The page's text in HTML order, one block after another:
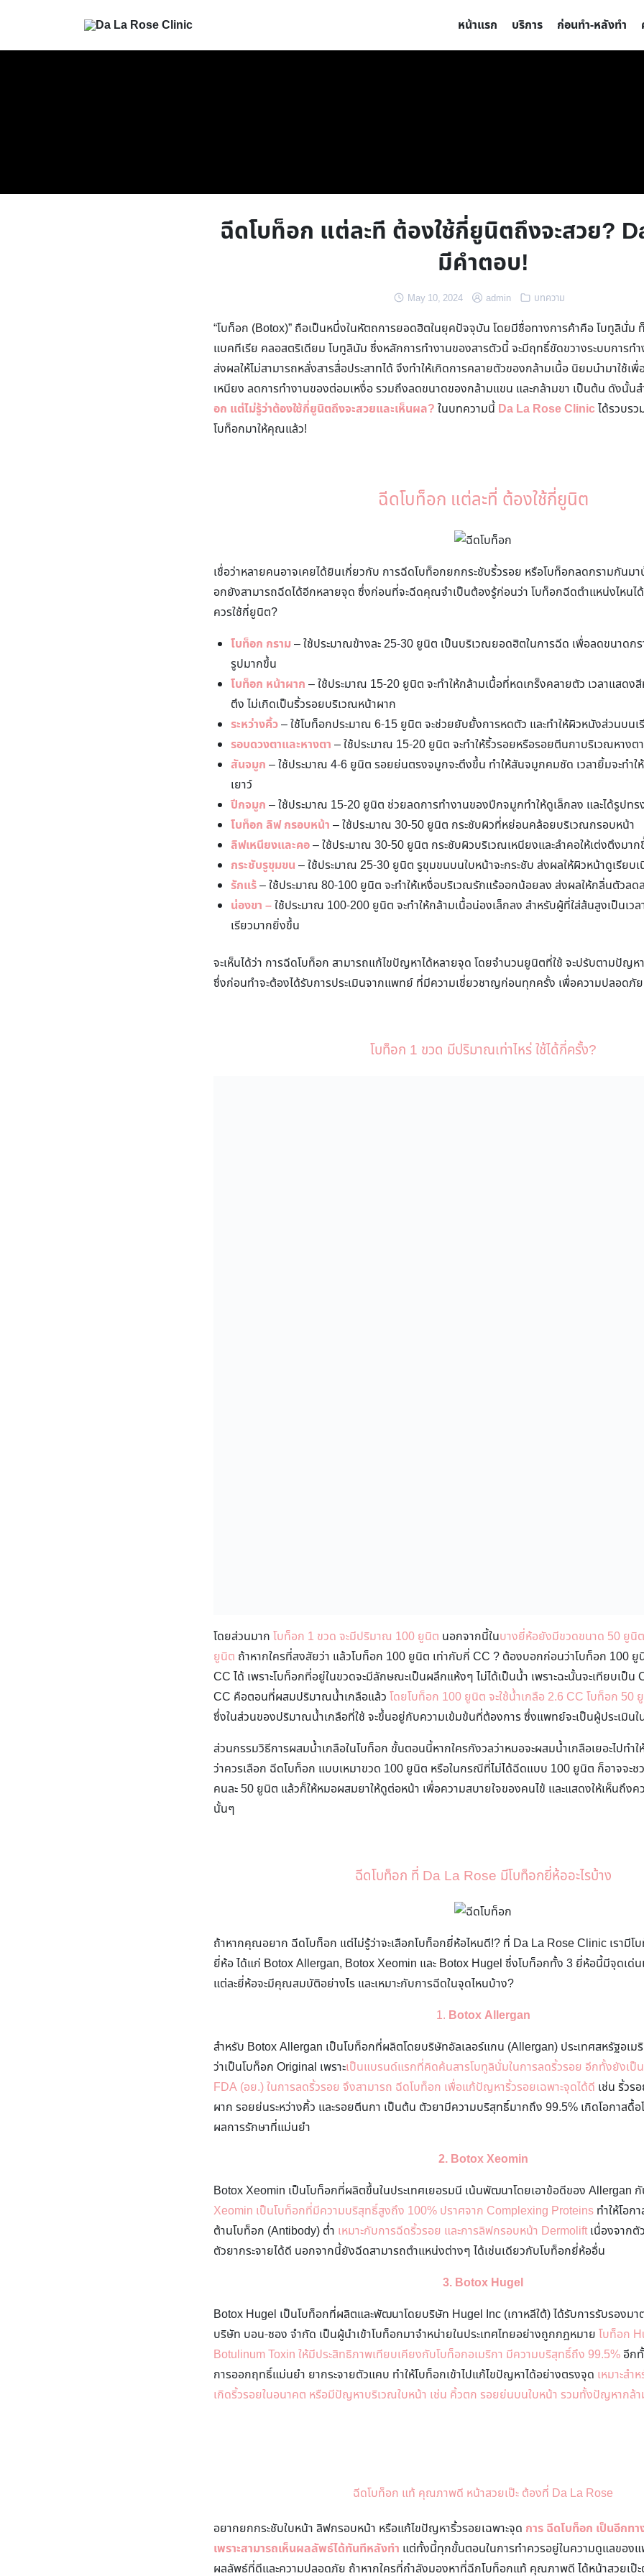
หน้าแรก บริการ ก่อนทำ-หลังทำ
ฉีดโบท็อก แต่ละที ต้องใช้กี่ยูนิตถึงจะสวย?
มีคำตอบ!
May 10, 2024 admin บทความ
“โบท็อก (Botox)” ถือเป็นหนึ่งในหัตถการยอดฮิตในยุคปัจจุบัน โดยมีชื่อทางการค้าคือ โบทูลินั่ม
แบคทีเรีย คลอสตริเดียม โบทูลินัม ซึ่งหลักการทำงานของสารตัวนี้ จะมีฤทธิ์ขัดขวางระบบการทำ
ส่งผลให้ไม่สามารถหลั่งสารสื่อประสาทได้ จึงทำให้เกิดการคลายตัวของกล้ามเนื้อ นิยมนำมาใช้เ
เหนียง ลดการทำงานของต่อมเหงื่อ รวมถึงลดขนาดของกล้ามแขน และกล้ามขา เป็นต้น ดังนั้นส
อก แต่ไม่รู้ว่าต้องใช้กี่ยูนิตถึงจะสวยและเห็นผล? ในบทความนี้ Da La Rose Clinicได้รวบร
โบท็อกมาให้คุณแล้ว!
ฉีดโบท็อก แต่ละที่ ต้องใช้กี่ยูนิต
เชื่อว่าหลายคนอาจเคยได้ยินเกี่ยวกับ การฉีดโบท็อกยกกระชับริ้วรอย หรือโบท็อกลดกรามกันม
อกยังสามารถฉีดได้อีกหลายจุด ซึ่งก่อนที่จะฉีดคุณจำเป็นต้องรู้ก่อนว่า โบท็อกฉีดตำแหน่งไหนไ
ควรใช้กี่ยูนิต?
โบท็อก กราม– ใช้ประมาณข้างละ 25-30 ยูนิต เป็นบริเวณยอดฮิตในการฉีด เพื่อลดขนาดกร
รูปมากขึ้น
โบท็อก หน้าผาก – ใช้ประมาณ 15-20 ยูนิต จะทำให้กล้ามเนื้อที่หดเกร็งคลายตัว เวลาแสดง
ตึง ไม่เกิดเป็นริ้วรอยบริเวณหน้าผาก
ระหว่างคิ้ว– ใช้โบท็อกประมาณ 6-15 ยูนิต จะช่วยยับยั้งการหดตัว และทำให้ผิวหนังส่วนบน
รอบดวงตาและหางตา – ใช้ประมาณ 15-20 ยูนิต จะทำให้ริ้วรอยหรือรอยตีนกาบริเวณหางต
สันจมูก – ใช้ประมาณ 4-6 ยูนิต รอยย่นตรงจมูกจะตึงขึ้น ทำให้สันจมูกคมชัด เวลายิ้มจะทำใ
เยาว์
ปีกจมูก – ใช้ประมาณ 15-20 ยูนิต ช่วยลดการทำงานของปีกจมูกทำให้ดูเล็กลง และได้รูปท
โบท็อก ลิฟ กรอบหน้า – ใช้ประมาณ 30-50 ยูนิต กระชับผิวที่หย่อนคล้อยบริเวณกรอบหน้า
ลิฟเหนียงและคอ– ใช้ประมาณ 30-50 ยูนิต กระชับผิวบริเวณเหนียงและลำคอให้เต่งตึงมาก
กระชับรูขุมขน – ใช้ประมาณ 25-30 ยูนิต รูขุมขนบนใบหน้าจะกระชับ ส่งผลให้ผิวหน้าดูเรียบ
รักแร้– ใช้ประมาณ 80-100 ยูนิต จะทำให้เหงื่อบริเวณรักแร้ออกน้อยลง ส่งผลให้กลิ่นตัวลด
น่องขา –ใช้ประมาณ 100-200 ยูนิต จะทำให้กล้ามเนื้อน่องเล็กลง สำหรับผู้ที่ใส่ส้นสูงเป็นเวล
เรียวมากยิ่งขึ้น
จะเห็นได้ว่า การฉีดโบท็อก สามารถแก้ไขปัญหาได้หลายจุด โดยจำนวนยูนิตที่ใช้ จะปรับตามปัญ
ซึ่งก่อนทำจะต้องได้รับการประเมินจากแพทย์ ที่มีความเชี่ยวชาญก่อนทุกครั้ง เพื่อความปลอดภั
โบท็อก 1 ขวด มีปริมาณเท่าไหร่ ใช้ได้กี่ครั้ง?
โดยส่วนมาก โบท็อก 1 ขวด จะมีปริมาณ 100 ยูนิต นอกจากนี้ในบางยี่ห้อยังมีขวดขนาด 50 ยูนิ
ยูนิต ถ้าหากใครที่สงสัยว่า แล้วโบท็อก 100 ยูนิต เท่ากับกี่ CC ? ต้องบอกก่อนว่าโบท็อก 100 ยู
CC ได้ เพราะโบท็อกที่อยู่ในขวดจะมีลักษณะเป็นผลึกแห้งๆ ไม่ได้เป็นน้ำ เพราะฉะนั้นจะเทียบเป็น
CC คือตอนที่ผสมปริมาณน้ำเกลือแล้ว โดยโบท็อก 100 ยูนิต จะใช้น้ำเกลือ 2.6 CC โบท็อก 50
ซึ่งในส่วนของปริมาณน้ำเกลือที่ใช้ จะขึ้นอยู่กับความเข้มข้นที่ต้องการ ซึ่งแพทย์จะเป็นผู้ประเมิน
ส่วนกรรมวิธีการผสมน้ำเกลือในโบท็อก ขั้นตอนนี้หากใครกังวลว่าหมอจะผสมน้ำเกลือเยอะไปทำใ
ว่าควรเลือก ฉีดโบท็อก แบบเหมาขวด 100 ยูนิต หรือในกรณีที่ไม่ได้ฉีดแบบ 100 ยูนิต ก็อาจจะช
คนละ 50 ยูนิต แล้วก็ให้หมอผสมยาให้ดูต่อหน้า เพื่อความสบายใจของคนไข้ และแสดงให้เห็นถึงค
นั้นๆ
ฉีดโบท็อก ที่ Da La Rose มีโบท็อกยี่ห้ออะไรบ้าง
ถ้าหากคุณอยาก ฉีดโบท็อก แต่ไม่รู้ว่าจะเลือกโบท็อกยี่ห้อไหนดี!? ที่ Da La Rose Clinic เรามี
ยี่ห้อ ได้แก่ Botox Allergan, Botox Xeomin และ Botox Hugel ซึ่งโบท็อกทั้ง 3 ยี่ห้อนี้มีจุดเด่
แต่ละยี่ห้อจะมีคุณสมบัติอย่างไร และเหมาะกับการฉีดในจุดไหนบ้าง?
1. Botox Allergan
สำหรับ Botox Allergan เป็นโบท็อกที่ผลิตโดยบริษัทอัลเลอร์แกน (Allergan) ประเทศสหรัฐอเ
ว่าเป็นโบท็อก Original เพราะเป็นแบรนด์แรกที่คิดค้นสารโบทูลินั่มในการลดริ้วรอย อีกทั้งยังเป็
FDA (อย.) ในการลดริ้วรอย จึงสามารถ ฉีดโบท็อก เพื่อแก้ปัญหาริ้วรอยเฉพาะจุดได้ดี เช่น ริ้วร
ผาก รอยย่นระหว่างคิ้ว และรอยตีนกา เป็นต้น ตัวยามีความบริสุทธิ์มากถึง 99.5% เกิดโอกาสดื้
ผลการรักษาที่แม่นยำ
2. Botox Xeomin
Botox Xeomin เป็นโบท็อกที่ผลิตขึ้นในประเทศเยอรมนี เน้นพัฒนาโดยเอาข้อดีของ Allergan
Xeomin เป็นโบท็อกที่มีความบริสุทธิ์สูงถึง 100% ปราศจาก Complexing Proteins ทำให้โอก
ต้านโบท็อก (Antibody) ต่ำ เหมาะกับการฉีดริ้วรอย และการลิฟกรอบหน้า Dermoliftเนื่องจากตั
ตัวยากระจายได้ดี นอกจากนี้ยังฉีดสามารถตำแหน่งต่างๆ ได้เช่นเดียวกับโบท็อกยี่ห้ออื่น
3. Botox Hugel
Botox Hugel เป็นโบท็อกที่ผลิตและพัฒนาโดยบริษัท Hugel Inc (เกาหลีใต้) ได้รับการรับรองมา
บริษัท บอน-ซอง จำกัด เป็นผู้นำเข้าโบท็อกมาจำหน่ายในประเทศไทยอย่างถูกกฎหมาย โบท็อก
Botulinum Toxin ให้มีประสิทธิภาพเทียบเคียงกับโบท็อกอเมริกา มีความบริสุทธิ์ถึง 99.5%อีก
การออกฤทธิ์แม่นยำ ยากระจายตัวแคบ ทำให้โบท็อกเข้าไปแก้ไขปัญหาได้อย่างตรงจุด เหมาะสำ
เกิดริ้วรอยในอนาคต หรือมีปัญหาบริเวณใบหน้า เช่น คิ้วตก รอยย่นบนใบหน้า รวมทั้งปัญหากล้
ฉีดโบท็อก แท้ คุณภาพดี หน้าสวยเป๊ะ ต้องที่ Da La Rose
อยากยกกระชับใบหน้า ลิฟกรอบหน้า หรือแก้ไขปัญหาริ้วรอยเฉพาะจุด การ ฉีดโบท็อก เป็นอีกท
เพราะสามารถเห็นผลลัพธ์ได้ทันทีหลังทำ แต่ทั้งนี้ทุกขั้นตอนในการทำควรอยู่ในความดูแลของ
ผลลัพธ์ที่ดีและความปลอดภัย ถ้าหากใครที่กำลังมองหาที่ฉีกโบท็อกแท้ คุณภาพดี ได้หน้าสวยเป๊